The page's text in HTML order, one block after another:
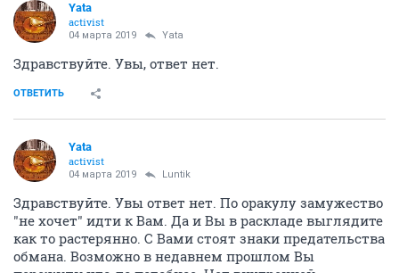
Yata
activist
04 марта 2019 Yata
Здравствуйте. Увы, ответ нет.
ОТВЕТИТЬ
Yata
activist
04 марта 2019 Luntik
Здравствуйте. Увы ответ нет. По оракулу замужество
"не хочет" идти к Вам. Да и Вы в раскладе выглядите
как то растерянно. С Вами стоят знаки предательства
обмана. Возможно в недавнем прошлом Вы